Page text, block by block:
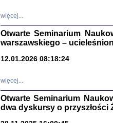
więcej...
Otwarte Seminarium
warszawskiego –
12.01.2026 08:18:24
więcej...
Otwarte Seminarium
dwa dyskursy o przyszłości